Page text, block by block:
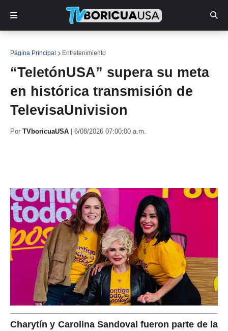
Página Principal Entretenimiento
“TeletónUSA” supera su meta
en histórica transmisión de
TelevisaUnivision
Por TVboricuaUSA 6/08/2026 07:00:00 a.m.
Charytín y Carolina Sandoval fueron parte de la